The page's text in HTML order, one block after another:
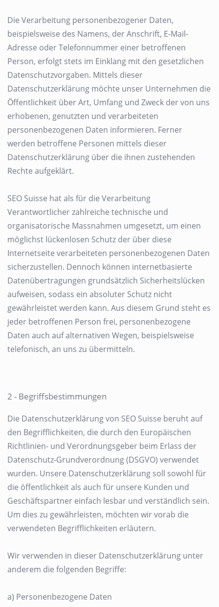
Die Verarbeitung personenbezogener Daten,
beispielsweise des Namens, der Anschrift, E-Mail-
Adresse oder Telefonnummer einer betroffenen
Person, erfolgt stets im Einklang mit den gesetzlichen
Datenschutzvorgaben. Mittels dieser
Datenschutzerklärung möchte unser Unternehmen die
Öffentlichkeit über Art, Umfang und Zweck der von uns
erhobenen, genutzten und verarbeiteten
personenbezogenen Daten informieren. Ferner
werden betroffene Personen mittels dieser
Datenschutzerklärung über die ihnen zustehenden
Rechte aufgeklärt.
SEO Suisse hat als für die Verarbeitung
Verantwortlicher zahlreiche technische und
organisatorische Massnahmen umgesetzt, um einen
möglichst lückenlosen Schutz der über diese
Internetseite verarbeiteten personenbezogenen Daten
sicherzustellen. Dennoch können internetbasierte
Datenübertragungen grundsätzlich Sicherheitslücken
aufweisen, sodass ein absoluter Schutz nicht
gewährleistet werden kann. Aus diesem Grund steht es
jeder betroffenen Person frei, personenbezogene
Daten auch auf alternativen Wegen, beispielsweise
telefonisch, an uns zu übermitteln.
2 - Begriffsbestimmungen
Die Datenschutzerklärung von SEO Suisse beruht auf
den Begrifflichkeiten, die durch den Europäischen
Richtlinien- und Verordnungsgeber beim Erlass der
Datenschutz-Grundverordnung (DSGVO) verwendet
wurden. Unsere Datenschutzerklärung soll sowohl für
die öffentlichkeit als auch für unsere Kunden und
Geschäftspartner einfach lesbar und verständlich sein.
Um dies zu gewährleisten, möchten wir vorab die
verwendeten Begrifflichkeiten erläutern.
Wir verwenden in dieser Datenschutzerklärung unter
anderem die folgenden Begriffe:
a) Personenbezogene Daten